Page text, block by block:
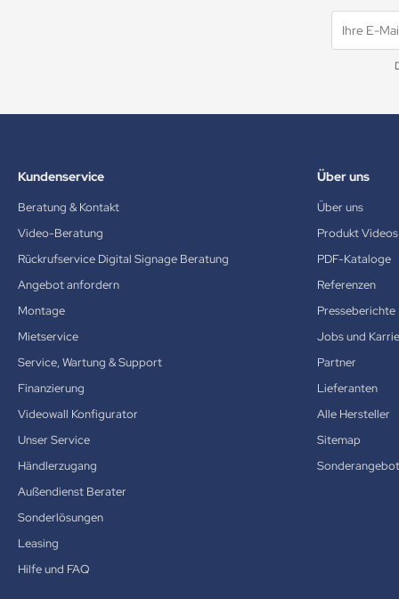
Kundenservice
Beratung & Kontakt
Video-Beratung
Rückrufservice Digital Signage Beratung
Angebot anfordern
Montage
Mietservice
Service, Wartung & Support
Finanzierung
Videowall Konfigurator
Unser Service
Händlerzugang
Außendienst Berater
Sonderlösungen
Leasing
Hilfe und FAQ
Über uns
Über uns
Produkt Videos
PDF-Kataloge
Referenzen
Presseberichte
Jobs und
Partner
Lieferanten
Alle Hersteller
Sitemap